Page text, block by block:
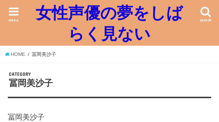
女性声優の夢をしば
らく見ない
search
menu
HOME 冨岡美沙子
CATEGORY
冨岡美沙子
冨岡美沙子